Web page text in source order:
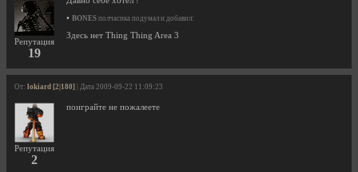
Репутация
19
• BONES полчасика подумал и добавил:
Здесь нет Thing Thing Area 3
От: lokiard [2|180] | Дата 2009-09-22 11:09:23
Репутация
2
поиграйте не пожалеете